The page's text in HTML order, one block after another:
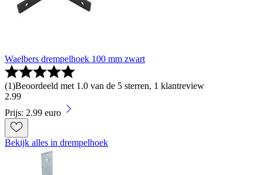
Waelbers drempelhoek 100 mm zwart
(1)Beoordeeld met 1.0 van de 5 sterren, 1 klantreview
2.99
Prijs: 2.99 euro
Bekijk alles in drempelhoek